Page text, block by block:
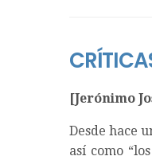
[Jerónimo
Desde hace
así como